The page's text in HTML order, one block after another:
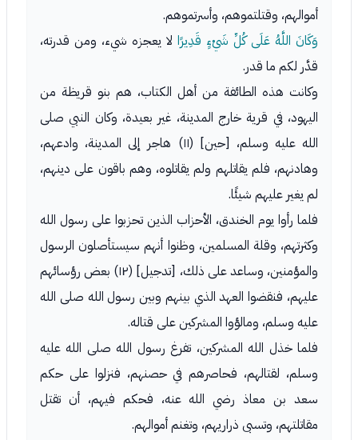
أموالهم، وقتلتموهم، وأسرتموهم.
وَكَانَ اللَّهُ عَلَى كُلِّ شَيْءٍ قَدِيرًا لا يعجزه شيء، ومن قدرته،
قدَّر لكم ما قدر.
وكانت هذه الطائفة من أهل الكتاب، هم بنو قريظة من
اليهود، في قرية خارج المدينة، غير بعيدة، وكان النبي صلى
الله عليه وسلم، [حين] (١١) هاجر إلى المدينة، وادعهم،
وهادنهم، فلم يقاتلهم ولم يقاتلوه، وهم باقون على دينهم،
لم يغير عليهم شيئًا.
فلما رأوا يوم الخندق، الأحزاب الذين تحزبوا على رسول الله
وكثرتهم، وقلة المسلمين، وظنوا أنهم سيستأصلون الرسول
والمؤمنين، وساعد على ذلك، [تدجيل] (١٢) بعض رؤسائهم
عليهم، فنقضوا العهد الذي بينهم وبين رسول الله صلى الله
عليه وسلم، ومالؤوا المشركين على قتاله.
فلما خذل الله المشركين، تفرغ رسول الله صلى الله عليه
وسلم، لقتالهم، فحاصرهم في حصنهم، فنزلوا على حكم
سعد بن معاذ رضي الله عنه، فحكم فيهم، أن تقتل
مقاتلتهم، وتسبى ذراريهم، وتغنم أموالهم.